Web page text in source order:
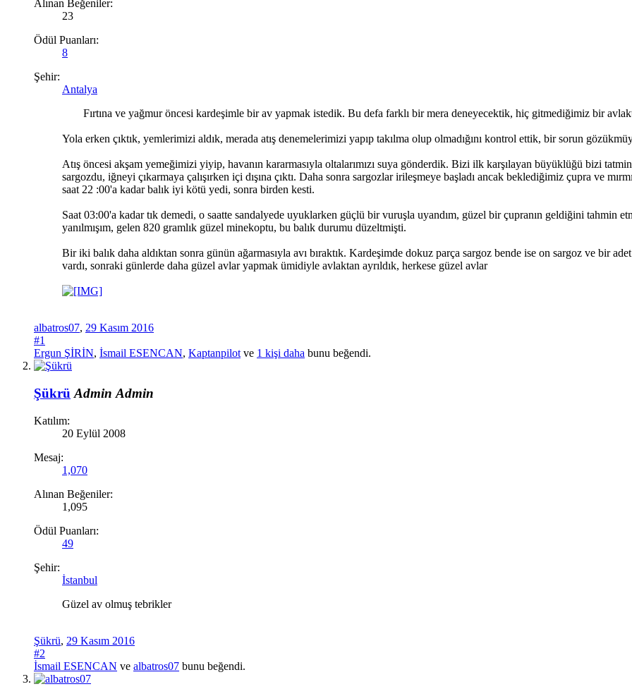
Alınan Beğeniler:
23
Ödül Puanları:
8
Şehir:
Antalya
Fırtına ve yağmur öncesi kardeşimle bir av yapmak istedik. Bu defa farklı bir mera deneyecektik, hiç gitmediğimiz bir
Yola erken çıktık, yemlerimizi aldık, merada atış denemelerimizi yapıp takılma olup olmadığını kontrol ettik, bir sorun
Atış öncesi akşam yemeğimizi yiyip, havanın kararmasıyla oltalarımızı suya gönderdik. Bizi ilk karşılayan büyüklüğü bizi
sargozdu, iğneyi çıkarmaya çalışırken içi dışına çıktı. Daha sonra sargozlar irileşmeye başladı ancak beklediğimiz çupra ve
saat 22 :00'a kadar balık iyi kötü yedi, sonra birden kesti.
Saat 03:00'a kadar tık demedi, o saatte sandalyede uyuklarken güçlü bir vuruşla uyandım, güzel bir çupranın geldiğini tahmin
yanılmışım, gelen 820 gramlık güzel minekoptu, bu balık durumu düzeltmişti.
Bir iki balık daha aldıktan sonra günün ağarmasıyla avı bıraktık. Kardeşimde dokuz parça sargoz bende ise on sargoz ve bir
vardı, sonraki günlerde daha güzel avlar yapmak ümidiyle avlaktan ayrıldık, herkese güzel avlar
albatros07, 29 Kasım 2016
#1
Ergun ŞİRİN, İsmail ESENCAN, Kaptanpilot ve 1 kişi daha bunu beğendi.
Şükrü Admin Admin
Katılım:
20 Eylül 2008
Mesaj:
1,070
Alınan Beğeniler:
1,095
Ödül Puanları:
49
Şehir:
İstanbul
Güzel av olmuş tebrikler
Şükrü, 29 Kasım 2016
#2
İsmail ESENCAN ve albatros07 bunu beğendi.